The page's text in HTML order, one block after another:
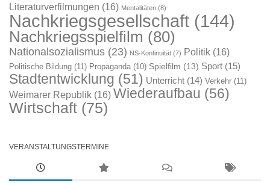
Literaturverfilmungen (16) Mentalitäten (8)
Nachkriegsgesellschaft (144)
Nachkriegsspielfilm (80)
Nationalsozialismus (23) NS-Kontinuität (7) Politik (16)
Politische Bildung (11) Propaganda (10) Spielfilm (13) Sport (15)
Stadtentwicklung (51) Unterricht (14) Verkehr (11)
Weimarer Republik (16) Wiederaufbau (56)
Wirtschaft (75)
VERANSTALTUNGSTERMINE